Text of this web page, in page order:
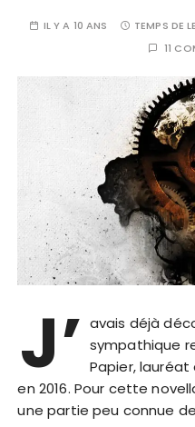
IL Y A 10 ANS TEMPS DE
11
J’ avais déjà
sympathique
Papier, lauréat
en 2016. Pour cette
une partie peu connue